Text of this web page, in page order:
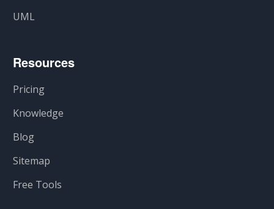
UML
Resources
Pricing
Knowledge
Blog
Sitemap
Free Tools